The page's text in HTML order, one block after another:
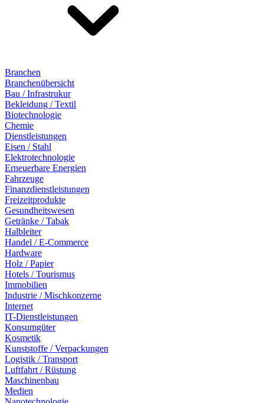
Branchen
Branchenübersicht
Bau / Infrastrukur
Bekleidung / Textil
Biotechnologie
Chemie
Dienstleistungen
Eisen / Stahl
Elektrotechnologie
Erneuerbare Energien
Fahrzeuge
Finanzdienstleistungen
Freizeitprodukte
Gesundheitswesen
Getränke / Tabak
Halbleiter
Handel / E-Commerce
Hardware
Holz / Papier
Hotels / Tourismus
Immobilien
Industrie / Mischkonzerne
Internet
IT-Dienstleistungen
Konsumgüter
Kosmetik
Kunststoffe / Verpackungen
Logistik / Transport
Luftfahrt / Rüstung
Maschinenbau
Medien